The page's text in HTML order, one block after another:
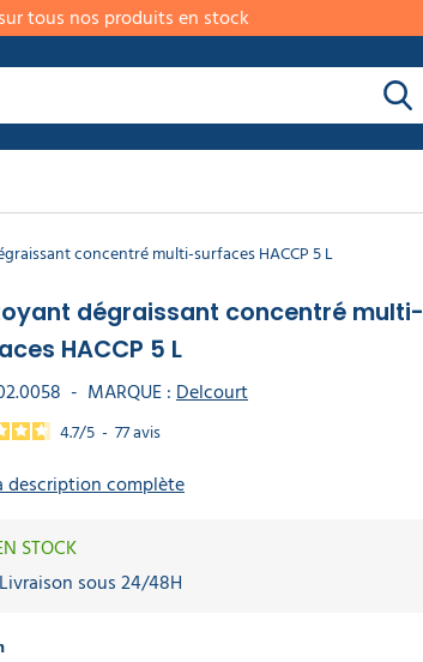
tous nos produits en stock
concentré multi-surfaces HACCP 5 L
dégraissant concentré multi-
HACCP 5 L
- MARQUE :Delcourt
4.7/5 - 77avis
description complète
STOCK
Livraison sous 24/48H